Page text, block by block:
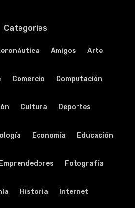
Categories
Amigos Arte
Comercio Computación
Cultura Deportes
Economía Educación
Emprendedores Fotografía
Historia Internet